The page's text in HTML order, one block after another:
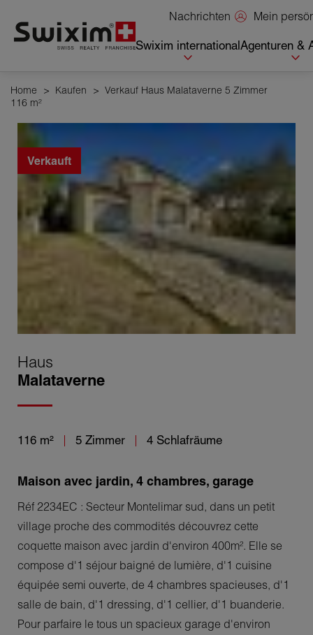
Nachrichten Mein
Swixim internationalAgenturen &
Home > Kaufen > Verkauf Haus Malataverne 5 Zimmer
116 m²
Verkauft
Haus
Malataverne
116 m² 5 Zimmer 4 Schlafräume
Maison avec jardin, 4 chambres, garage
Réf 2234EC : Secteur Montelimar sud, dans un petit
village proche des commodités découvrez cette
coquette maison avec jardin d'environ 400m². Elle se
compose d'1 séjour baigné de lumière, d'1 cuisine
équipée semi ouverte, de 4 chambres spacieuses, d'1
salle de bain, d'1 dressing, d'1 cellier, d'1 buanderie.
Pour parfaire le tous un spacieux garage d'environ